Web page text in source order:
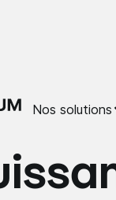
Nos solutions